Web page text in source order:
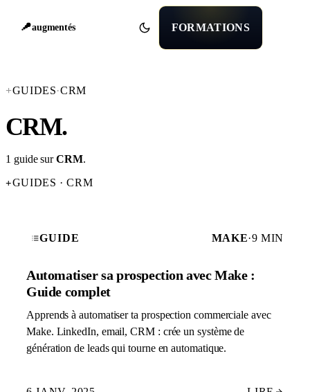
augmentés FORMATIONS
+GUIDES·CRM
CRM.
1 guide surCRM.
+GUIDES · CRM
GUIDE MAKE·9 MIN
Automatiser sa prospection avec Make :
Guide complet
Apprends à automatiser ta prospection commerciale avec
Make. LinkedIn, email, CRM : crée un système de
génération de leads qui tourne en automatique.